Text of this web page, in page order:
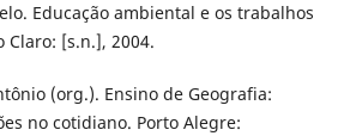
Educação ambiental e os trabalhos
Claro: [s.n.], 2004.
(org.). Ensino de Geografia:
no cotidiano. Porto Alegre: